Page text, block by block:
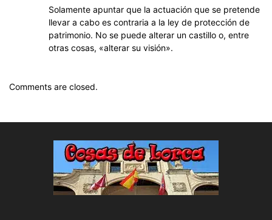
Solamente apuntar que la actuación que se pretende
llevar a cabo es contraria a la ley de protección de
patrimonio. No se puede alterar un castillo o, entre
otras cosas, «alterar su visión».
Comments are closed.